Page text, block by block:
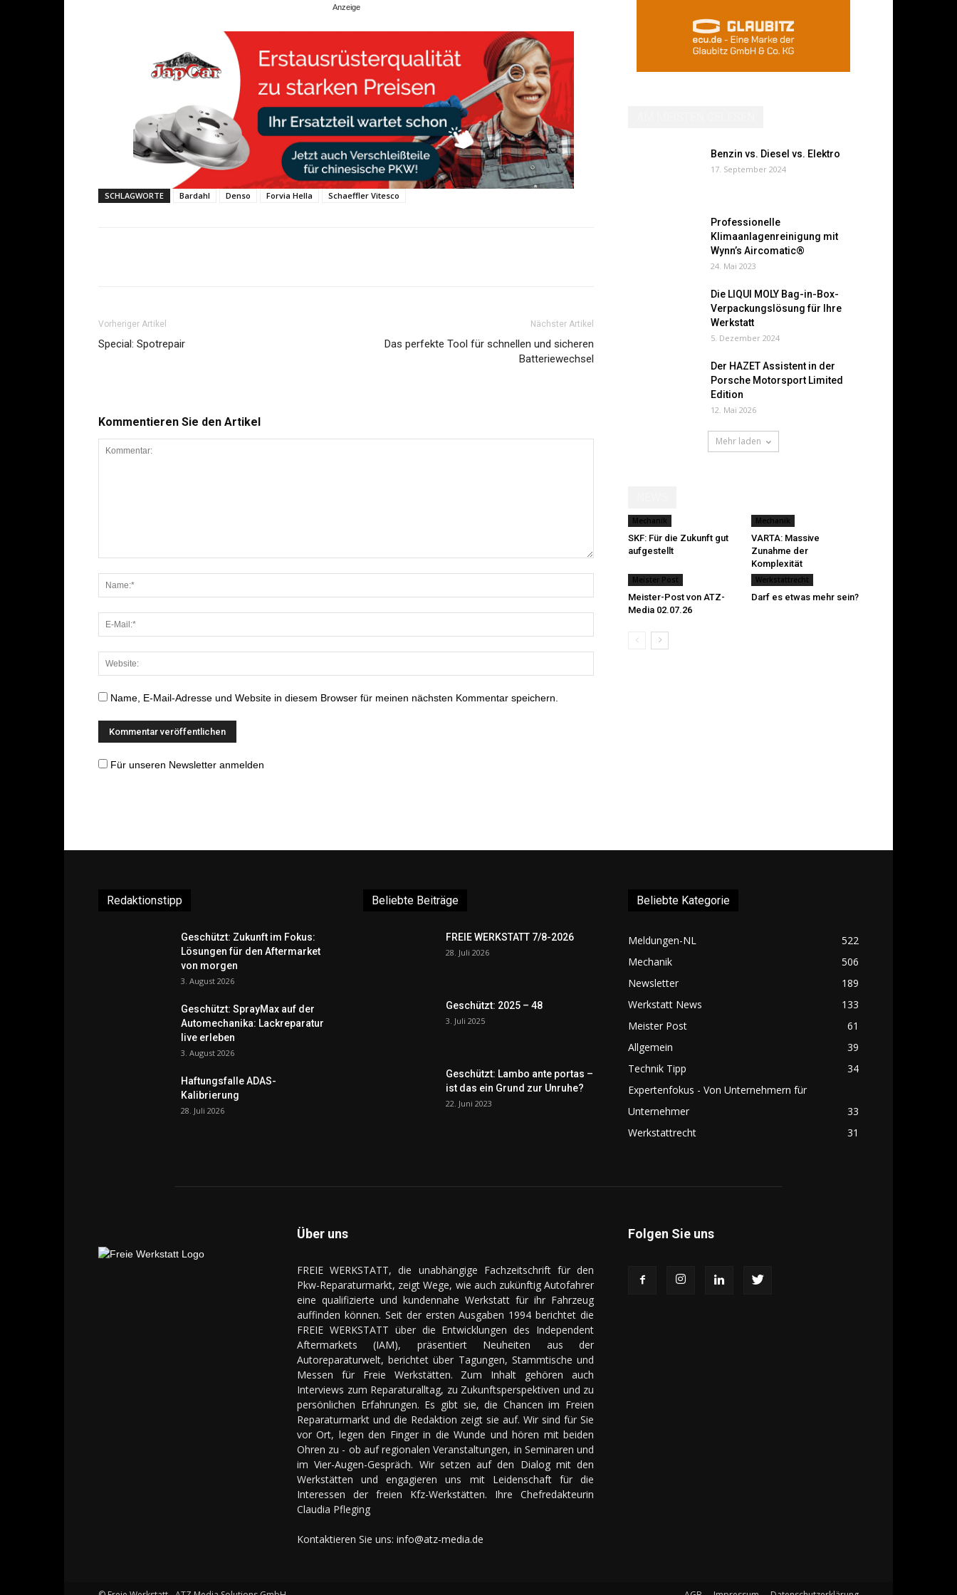
SCHLAGWORTE Bardahl Denso Forvia Hella Schaeffler Vitesco
Vorheriger Artikel
Special: Spotrepair
Nächster Artikel
Das perfekte Tool für schnellen und sicheren
Batteriewechsel
Kommentieren Sie den Artikel
Name, E-Mail-Adresse und Website in diesem Browser für meinen nächsten Kommentar speichern.
Für unseren Newsletter anmelden
Benzin vs. Diesel vs. Elektro
17. September 2024
Professionelle
Klimaanlagenreinigung mit
Wynn’s Aircomatic®
24. Mai 2023
Die LIQUI MOLY Bag-in-Box-
Verpackungslösung für Ihre
Werkstatt
5. Dezember 2024
Der HAZET Assistent in der
Porsche Motorsport Limited
Edition
12. Mai 2026
Mehr laden
Mechanik
SKF: Für die Zukunft gut
aufgestellt
Mechanik
VARTA: Massive
Zunahme der
Komplexität
Meister Post
Meister-Post von ATZ-
Media 02.07.26
Werkstattrecht
Darf es etwas mehr sein?
Redaktionstipp
Geschützt: Zukunft im Fokus:
Lösungen für den Aftermarket
von morgen
3. August 2026
Geschützt: SprayMax auf der
Automechanika: Lackreparatur
live erleben
3. August 2026
Haftungsfalle ADAS-
Kalibrierung
28. Juli 2026
Beliebte Beiträge
FREIE WERKSTATT 7/8-2026
28. Juli 2026
Geschützt: 2025 – 48
3. Juli 2025
Geschützt: Lambo ante portas –
ist das ein Grund zur Unruhe?
22. Juni 2023
Beliebte Kategorie
Meldungen-NL
522
Mechanik
506
Newsletter
189
Werkstatt News
133
Meister Post
61
Allgemein
39
Technik Tipp
34
Expertenfokus - Von Unternehmern für
Unternehmer
33
Werkstattrecht
31
Über uns
FREIE WERKSTATT, die unabhängige Fachzeitschrift für den
Pkw-Reparaturmarkt, zeigt Wege, wie auch zukünftig Autofahrer
eine qualifizierte und kundennahe Werkstatt für ihr Fahrzeug
auffinden können. Seit der ersten Ausgaben 1994 berichtet die
FREIE WERKSTATT über die Entwicklungen des Independent
Aftermarkets (IAM), präsentiert Neuheiten aus der
Autoreparaturwelt, berichtet über Tagungen, Stammtische und
Messen für Freie Werkstätten. Zum Inhalt gehören auch
Interviews zum Reparaturalltag, zu Zukunftsperspektiven und zu
persönlichen Erfahrungen. Es gibt sie, die Chancen im Freien
Reparaturmarkt und die Redaktion zeigt sie auf. Wir sind für Sie
vor Ort, legen den Finger in die Wunde und hören mit beiden
Ohren zu - ob auf regionalen Veranstaltungen, in Seminaren und
im Vier-Augen-Gespräch. Wir setzen auf den Dialog mit den
Werkstätten und engagieren uns mit Leidenschaft für die
Interessen der freien Kfz-Werkstätten. Ihre Chefredakteurin
Claudia Pfleging
Kontaktieren Sie uns: info@atz-media.de
Folgen Sie uns